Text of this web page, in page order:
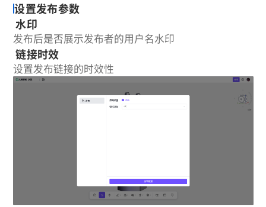
设置发布参数
水印
发布后是否展示发布者的用户名水印
链接时效
设置发布链接的时效性